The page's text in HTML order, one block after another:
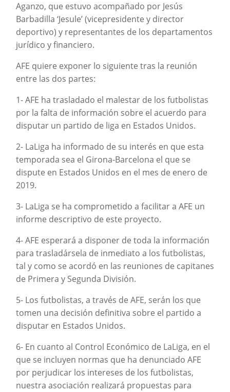
Aganzo, que estuvo acompañado por Jesús
Barbadilla ‘Jesule’ (vicepresidente y director
deportivo) y representantes de los departamentos
jurídico y financiero.
AFE quiere exponer lo siguiente tras la reunión
entre las dos partes:
1- AFE ha trasladado el malestar de los futbolistas
por la falta de información sobre el acuerdo para
disputar un partido de liga en Estados Unidos.
2- LaLiga ha informado de su interés en que esta
temporada sea el Girona-Barcelona el que se
dispute en Estados Unidos en el mes de enero de
2019.
3- LaLiga se ha comprometido a facilitar a AFE un
informe descriptivo de este proyecto.
4- AFE esperará a disponer de toda la información
para trasladársela de inmediato a los futbolistas,
tal y como se acordó en las reuniones de capitanes
de Primera y Segunda División.
5- Los futbolistas, a través de AFE, serán los que
tomen una decisión definitiva sobre el partido a
disputar en Estados Unidos.
6- En cuanto al Control Económico de LaLiga, en el
que se incluyen normas que ha denunciado AFE
por perjudicar los intereses de los futbolistas,
nuestra asociación realizará propuestas para